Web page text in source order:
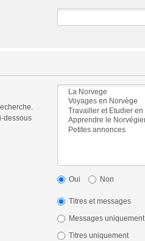
dessous
Oui Non
Titres et messages
Messages uniquement
Titres uniquement